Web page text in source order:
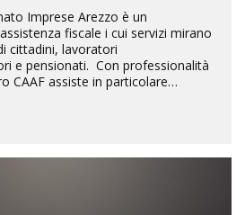
Imprese Arezzo è un
fiscale i cui servizi mirano
cittadini, lavoratori
e pensionati. Con professionalità
CAAF assiste in particolare…